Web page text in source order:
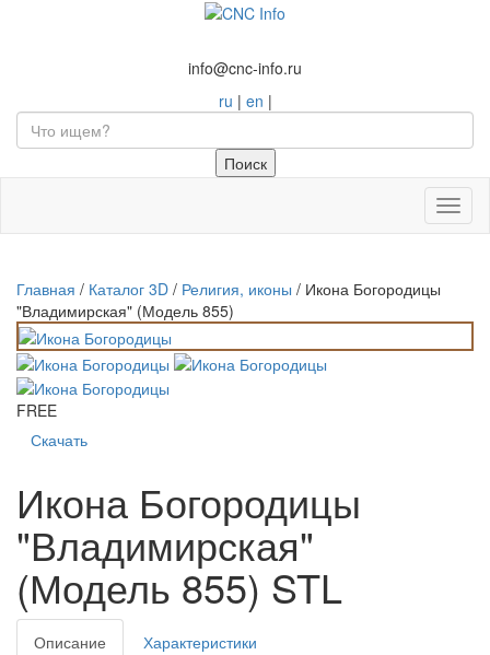
info@cnc-info.ru
ru | en |
Главная / Каталог 3D / Религия, иконы / Икона Богородицы
"Владимирская" (Модель 855)
FREE
Скачать
Икона Богородицы
"Владимирская"
(Модель 855) STL
Описание Характеристики